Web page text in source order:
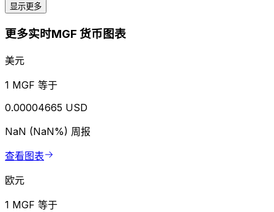
显示更多
更多实时MGF 货币图表
美元
1 MGF 等于
0.00004665 USD
NaN (NaN%) 周报
查看图表
欧元
1 MGF 等于